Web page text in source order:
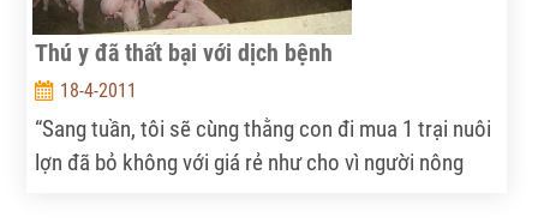
Thú y đã thất bại với dịch bệnh
18-4-2011
“Sang tuần, tôi sẽ cùng thằng con đi mua 1 trại nuôi
lợn đã bỏ không với giá rẻ như cho vì người nông